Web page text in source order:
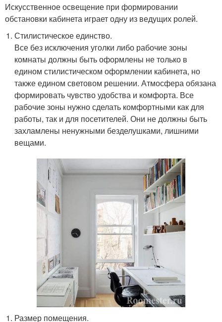
Искусственное освещение при формировании
обстановки кабинета играет одну из ведущих ролей.
Стилистическое единство.
Все без исключения уголки либо рабочие зоны
комнаты должны быть оформлены не только в
едином стилистическом оформлении кабинета, но
также едином световом решении. Атмосфера обязана
формировать чувство удобства и комфорта. Все
рабочие зоны нужно сделать комфортными как для
работы, так и для посетителей. Они не должны быть
захламлены ненужными безделушками, лишними
вещами.
Размер помещения.